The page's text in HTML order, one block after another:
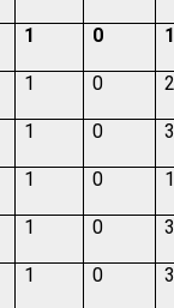
1 0
1 0
1 0
1 0
1 0
1 0